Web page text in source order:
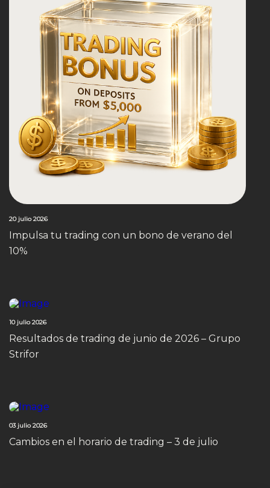
20 julio 2026
Impulsa tu trading con un bono de verano del
10%
10 julio 2026
Resultados de trading de junio de 2026 – Grupo
Strifor
03 julio 2026
Cambios en el horario de trading – 3 de julio